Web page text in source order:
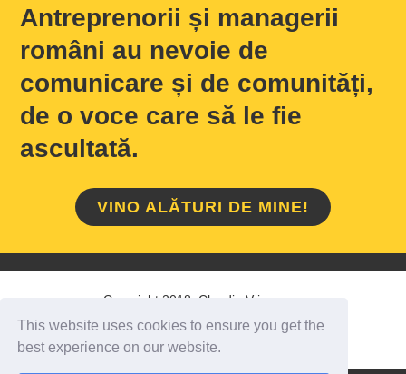
This website uses cookies to ensure you get the
best experience on our website.
Antreprenorii și managerii
români au nevoie de
comunicare și de comunități,
de o voce care să le fie
ascultată.
VINO ALĂTURI DE MINE!
Copyright 2018 Claudiu Vrinceanu
HOME / DESPRE MINE CONTACT